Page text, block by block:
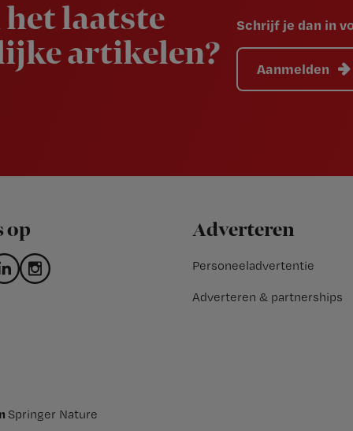
laatste
artikelen?
Schrijf je dan in
Aanmelden
op Adverteren
Personeeladvertentie
Adverteren & partnerships
Springer Nature